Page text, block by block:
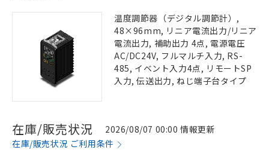
温度調節器（デジタル調節計）,
48×96mm, リニア電流出力/リニア
電流出力, 補助出力 4点, 電源電圧
AC/DC24V, フルマルチ入力, RS-
485, イベント入力4点, リモートSP
入力, 伝送出力, ねじ端子台タイプ
在庫/販売状況
2026/08/07 00:00 情報更新
在庫/販売状況 ご利用条件